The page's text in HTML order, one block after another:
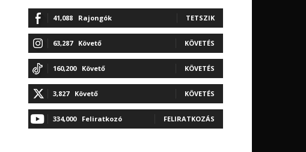
41,088 Rajongók TETSZIK
63,287 Követő KÖVETÉS
160,200 Követő KÖVETÉS
3,827 Követő KÖVETÉS
334,000 Feliratkozó FELIRATKOZÁS